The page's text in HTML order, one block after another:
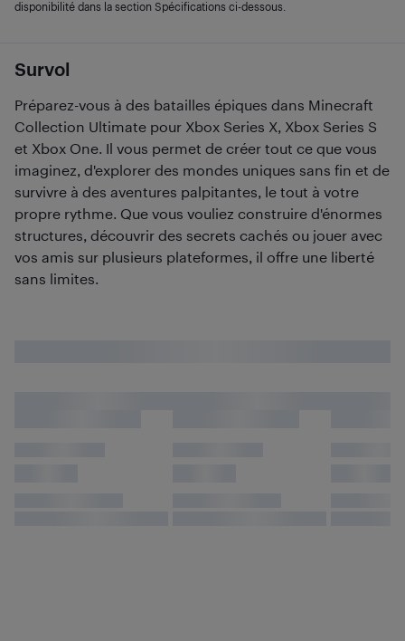
Survol
Préparez-vous à des batailles épiques dans Minecraft
Collection Ultimate pour Xbox Series X, Xbox Series S
et Xbox One. Il vous permet de créer tout ce que vous
imaginez, d'explorer des mondes uniques sans fin et de
survivre à des aventures palpitantes, le tout à votre
propre rythme. Que vous vouliez construire d'énormes
structures, découvrir des secrets cachés ou jouer avec
vos amis sur plusieurs plateformes, il offre une liberté
sans limites.
disponibilité dans la section Spécifications ci-dessous.